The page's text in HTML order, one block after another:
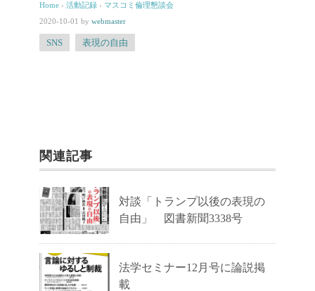
Home › 活動記録 › マスコミ倫理懇談会
2020-10-01 by webmaster
SNS 表現の自由
関連記事
対談「トランプ以後の表現の
自由」 図書新聞3338号
法学セミナー12月号に論説掲
載